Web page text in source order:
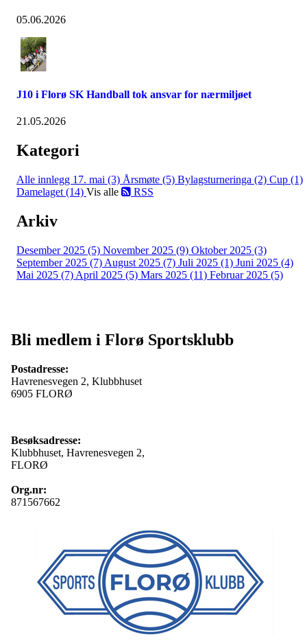
05.06.2026
J10 i Florø SK Handball tok ansvar for nærmiljøet
21.05.2026
Kategori
Alle innlegg 17. mai (3) Årsmøte (5) Bylagsturneringa (2) Cup (1)
Damelaget (14) Vis alle RSS
Arkiv
Desember 2025 (5) November 2025 (9) Oktober 2025 (3)
September 2025 (7) August 2025 (7) Juli 2025 (1) Juni 2025 (4)
Mai 2025 (7) April 2025 (5) Mars 2025 (11) Februar 2025 (5)
Bli medlem i Florø Sportsklubb
Postadresse:
Havrenesvegen 2, Klubbhuset
6905 FLORØ
Besøksadresse:
Klubbhuset, Havrenesvegen 2,
FLORØ
Org.nr:
871567662